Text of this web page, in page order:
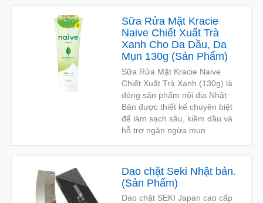
Sữa Rửa Mặt Kracie
Naive Chiết Xuất Trà
Xanh Cho Da Dầu, Da
Mụn 130g (Sản Phẩm)
Sữa Rửa Mặt Kracie Naive
Chiết Xuất Trà Xanh (130g) là
dòng sản phẩm nội địa Nhật
Bản được thiết kế chuyên biệt
để làm sạch sâu, kiềm dầu và
hỗ trợ ngăn ngừa mụn
Dao chặt Seki Nhật bản.
(Sản Phẩm)
Dao chặt SEKI Japan cao cấp